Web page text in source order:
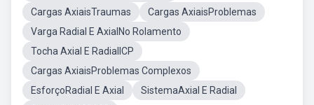
Cargas AxiaisTraumas
Cargas AxiaisProblemas
Varga Radial E AxialNo Rolamento
Tocha Axial E RadialICP
Cargas AxiaisProblemas Complexos
EsforçoRadial E Axial
SistemaAxial E Radial